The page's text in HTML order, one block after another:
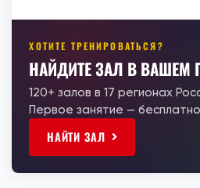
ХОТИТЕ ТРЕНИРОВАТЬСЯ?
НАЙДИТЕ ЗАЛ В ВАШЕМ
120+ залов в 17 регионах
Первое занятие —
НАЙТИ ЗАЛ